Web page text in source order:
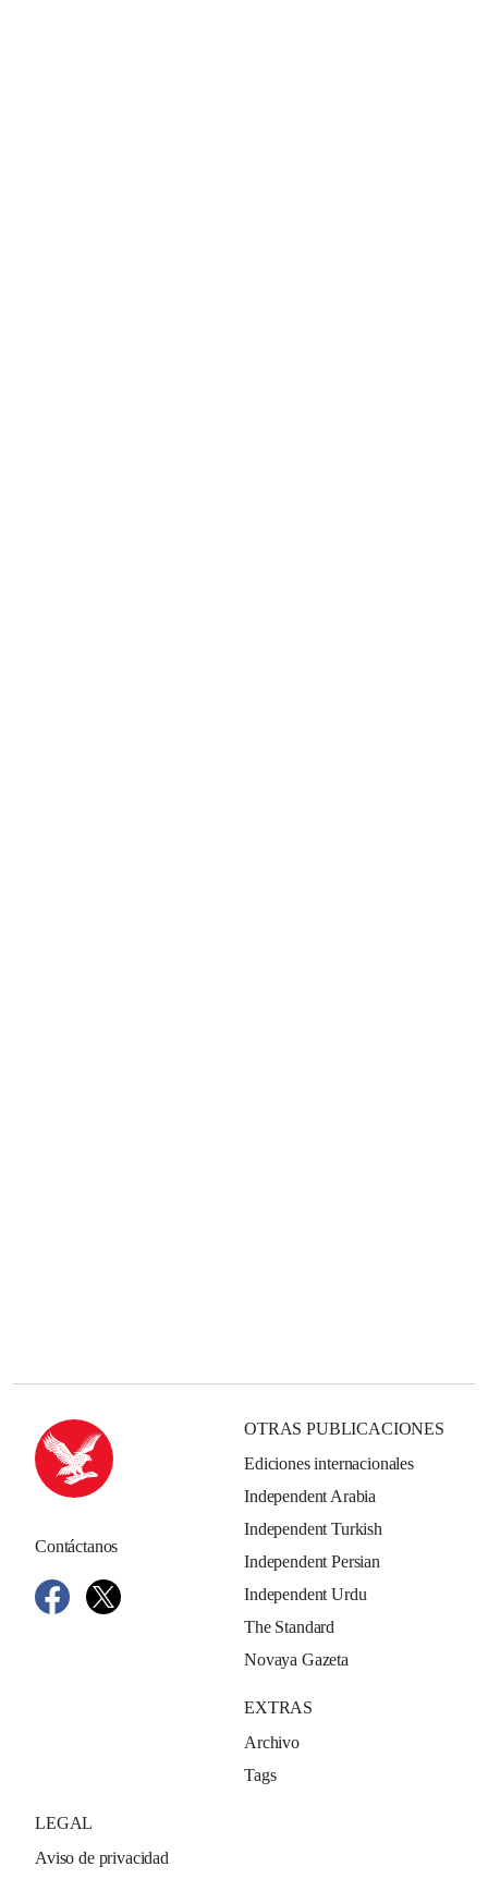
Contáctanos
OTRAS PUBLICACIONES
Ediciones internacionales
Independent Arabia
Independent Turkish
Independent Persian
Independent Urdu
The Standard
Novaya Gazeta
EXTRAS
Archivo
Tags
LEGAL
Aviso de privacidad